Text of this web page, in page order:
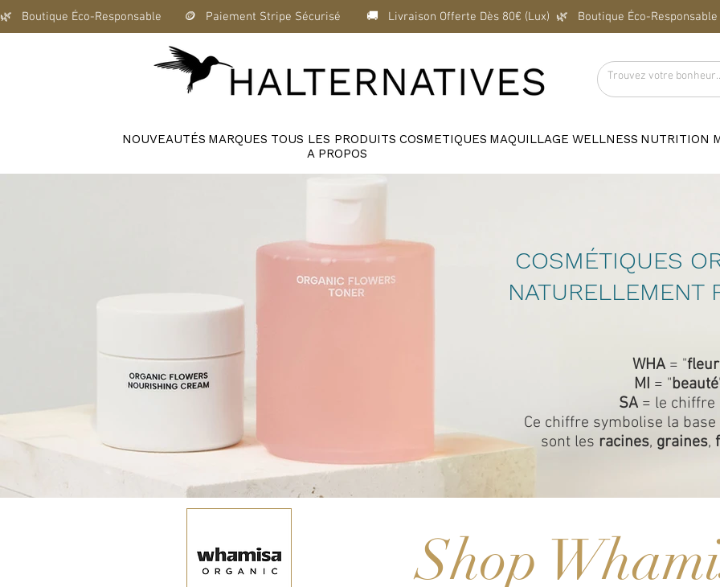
🌿   Boutique Éco-Responsable       🪙   Paiement Stripe Sécurisé        🚚   Livraison Offerte Dès 80€ (Lux)
NOUVEAUTÉS MARQUES TOUS LES PRODUITS COSMETIQUES MAQUILLAGE WELLNESS NUTRITION
A PROPOS
COSMÉTIQUES
NATURELLEMENT
WHA = "fleur
MI = "beauté
SA = le chiffre
Ce chiffre symbolise la
sont les racines, graines,
Shop